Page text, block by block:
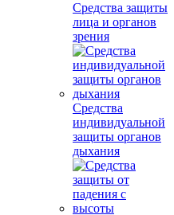
Средства защиты
лица и органов
зрения
Средства
индивидуальной
защиты органов
дыхания